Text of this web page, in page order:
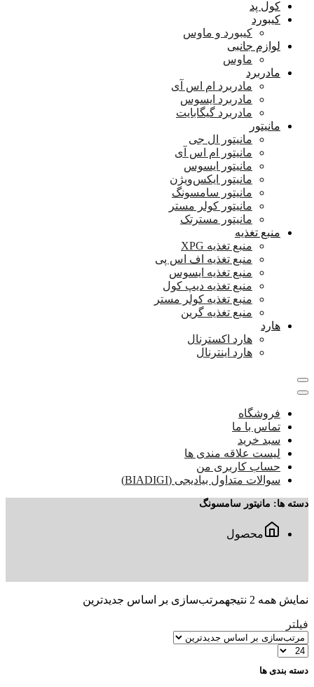
کول پد
کیبورد
کیبورد و ماوس
لوازم جانبی
ماوس
مادربرد
مادربرد ام اس آی
مادربرد ایسوس
مادربرد گیگابایت
مانیتور
مانیتور ال جی
مانیتور ام اس آی
مانیتور ایسوس
مانیتور ایکس‌ویژن
مانیتور سامسونگ
مانیتور کولر مستر
مانیتور مسترتک
منبع تغذیه
منبع تغذیه XPG
منبع تغذیه اف اس پی
منبع تغذیه ایسوس
منبع تغذیه دیپ کول
منبع تغذیه کولر مستر
منبع تغذیه گرین
هارد
هارد اکسترنال
هارد اینترنال
فروشگاه
تماس با ما
سبد خرید
لیست علاقه مندی ها
حساب کاربری من
سوالات متداول بیادیجی (BIADIGI)
دسته ها: مانیتور سامسونگ
محصول
نمایش همه 2 نتیجه مرتب‌سازی بر اساس جدیدترین
فیلتر
دسته بندی ها